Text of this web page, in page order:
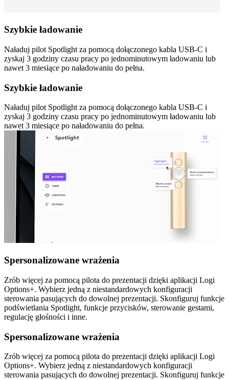
Szybkie ładowanie
Naładuj pilot Spotlight za pomocą dołączonego kabla USB-C i
zyskaj 3 godziny czasu pracy po jednominutowym ładowaniu lub
nawet 3 miesiące po naładowaniu do pełna.
Szybkie ładowanie
Naładuj pilot Spotlight za pomocą dołączonego kabla USB-C i
zyskaj 3 godziny czasu pracy po jednominutowym ładowaniu lub
nawet 3 miesiące po naładowaniu do pełna.
Spersonalizowane wrażenia
Zrób więcej za pomocą pilota do prezentacji dzięki aplikacji Logi
Options+. Wybierz jedną z niestandardowych konfiguracji
sterowania pasujących do dowolnej prezentacji. Skonfiguruj funkcje
podświetlania Spotlight, funkcje przycisków, sterowanie gestami,
regulację głośności i inne.
Spersonalizowane wrażenia
Zrób więcej za pomocą pilota do prezentacji dzięki aplikacji Logi
Options+. Wybierz jedną z niestandardowych konfiguracji
sterowania pasujących do dowolnej prezentacji. Skonfiguruj funkcje